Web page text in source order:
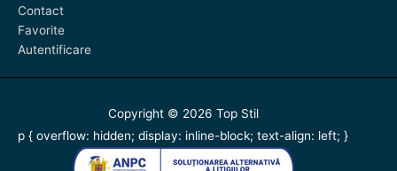
Contact
Favorite
Autentificare
Copyright © 2026 Top Stil
p { overflow: hidden; display: inline-block; text-align: left; }